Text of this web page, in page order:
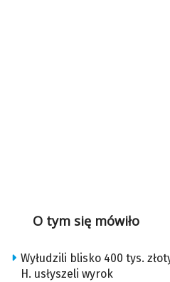
O tym się mówiło
Wyłudzili blisko 400 tys.
H. usłyszeli wyrok